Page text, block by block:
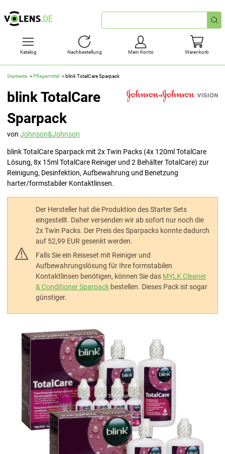
Schnellsuche
Katalog Nachbestellung Mein Konto Warenkorb
Startseite Pflegemittel blink TotalCare Sparpack
blink TotalCare
Sparpack
von Johnson&Johnson
blink TotalCare Sparpack mit 2x Twin Packs (4x 120ml TotalCare
Lösung, 8x 15ml TotalCare Reiniger und 2 Behälter TotalCare) zur
Reinigung, Desinfektion, Aufbewahrung und Benetzung
harter/formstabiler Kontaktlinsen.
Der Hersteller hat die Produktion des Starter Sets
eingestellt. Daher versenden wir ab sofort nur noch die
2x Twin Packs. Der Preis des Sparpacks konnte dadurch
auf 52,99 EUR gesenkt werden.
Falls Sie ein Reiseset mit Reiniger und
Aufbewahrungslösung für Ihre formstabilen
Kontaktlinsen benötigen, können Sie das MYLK Cleaner
& Conditioner Sparpack bestellen. Dieses Pack ist sogar
günstiger.